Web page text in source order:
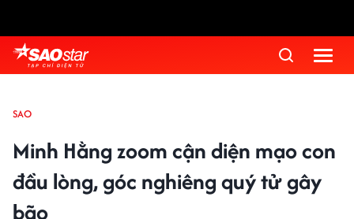
SAO
Minh Hằng zoom cận diện mạo con
đầu lòng, góc nghiêng quý tử gây
bão